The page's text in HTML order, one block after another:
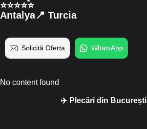
⭐️⭐️⭐️⭐️⭐️
Antalya📍 Turcia
Solicită Oferta WhatsApp
No content found
✈️ Plecări din București